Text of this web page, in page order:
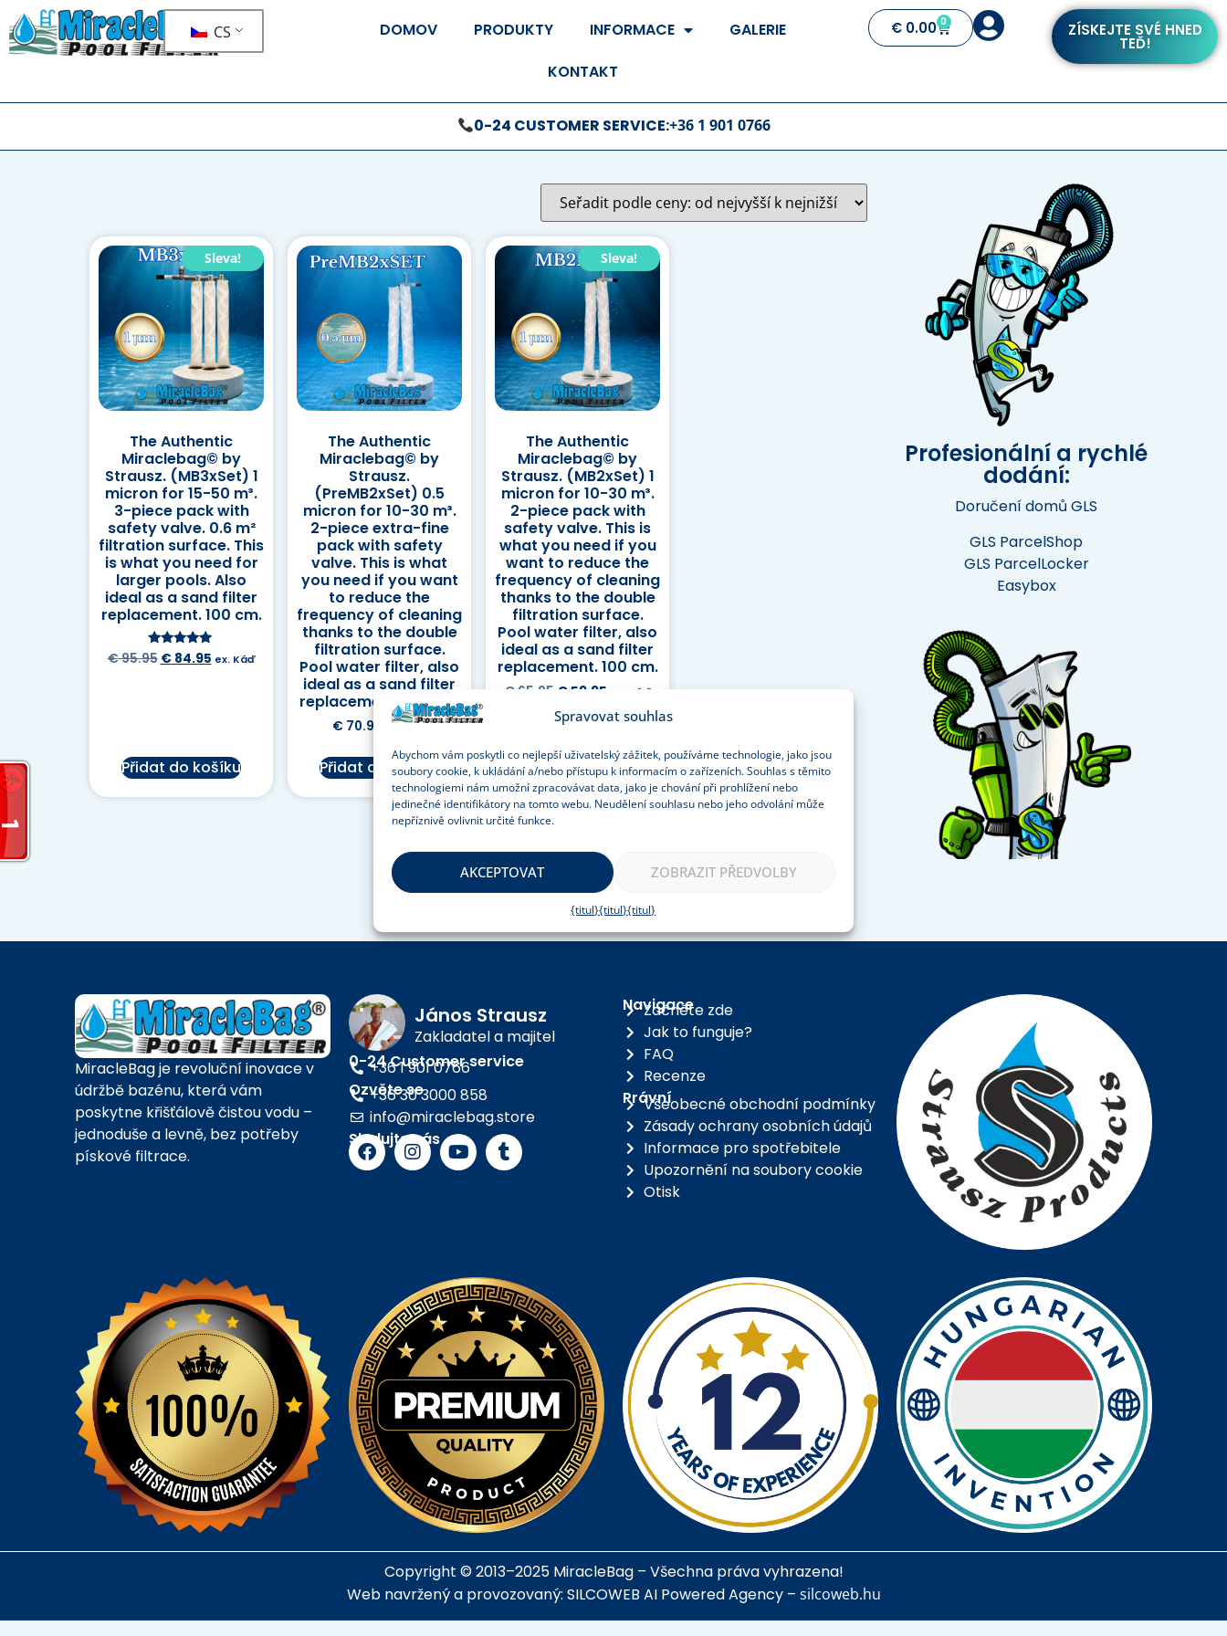
Spravovat souhlas
Abychom vám poskytli co nejlepší uživatelský zážitek, používáme technologie, jako jsou
soubory cookie, k ukládání a/nebo přístupu k informacím o zařízeních. Souhlas s těmito
technologiemi nám umožní zpracovávat data, jako je chování při prohlížení nebo
jedinečné identifikátory na tomto webu. Neudělení souhlasu nebo jeho odvolání může
nepříznivě ovlivnit určité funkce.
AKCEPTOVAT ZOBRAZIT PŘEDVOLBY
{titul}{titul}{titul}
CS DOMOV PRODUKTY INFORMACE
GALERIE
KONTAKT
€0.00 0 ZÍSKEJTE SVÉ HNED
TEĎ!
0-24 CUSTOMER SERVICE:+36 1 901 0766
Sleva!
The Authentic
Miraclebag© by
Strausz. (MB3xSet) 1
micron for 15-50 m³.
3-piece pack with
safety valve. 0.6 m²
filtration surface. This
is what you need for
larger pools. Also
ideal as a sand filter
replacement. 100 cm.
Hodnocení
5.00
€95.95 €84.95 ex. Káď
Přidat do košíku
The Authentic
Miraclebag© by
Strausz.
(PreMB2xSet) 0.5
micron for 10-30 m³.
2-piece extra-fine
pack with safety
valve. This is what
you need if you want
to reduce the
frequency of cleaning
thanks to the double
filtration surface.
Pool water filter, also
ideal as a sand filter
replacement. 100 cm.
€ 70.95 ex. Káď
Přidat do košíku
Sleva!
The Authentic
Miraclebag© by
Strausz. (MB2xSet) 1
micron for 10-30 m³.
2-piece pack with
safety valve. This is
what you need if you
want to reduce the
frequency of cleaning
thanks to the double
filtration surface.
Pool water filter, also
ideal as a sand filter
replacement. 100 cm.
€ 65.95 € 59.95 ex. Káď
Přidat do košíku
Profesionální a rychlé
dodání:
Doručení domů GLS
GLS ParcelShop
GLS ParcelLocker
Easybox
MiracleBag je revoluční inovace v
údržbě bazénu, která vám
poskytne křišťálově čistou vodu –
jednoduše a levně, bez potřeby
pískové filtrace.
János Strausz
Zakladatel a majitel
0-24 Customer service
+36 1 901 0766
Ozvěte se
+36 30 3000 858
info@miraclebag.store
Sledujte nás
Navigace
Začněte zde
Jak to funguje?
FAQ
Recenze
Právní
Všeobecné obchodní podmínky
Zásady ochrany osobních údajů
Informace pro spotřebitele
Upozornění na soubory cookie
Otisk
Copyright © 2013–2025 MiracleBag – Všechna práva vyhrazena!
Web navržený a provozovaný: SILCOWEB AI Powered Agency – silcoweb.hu